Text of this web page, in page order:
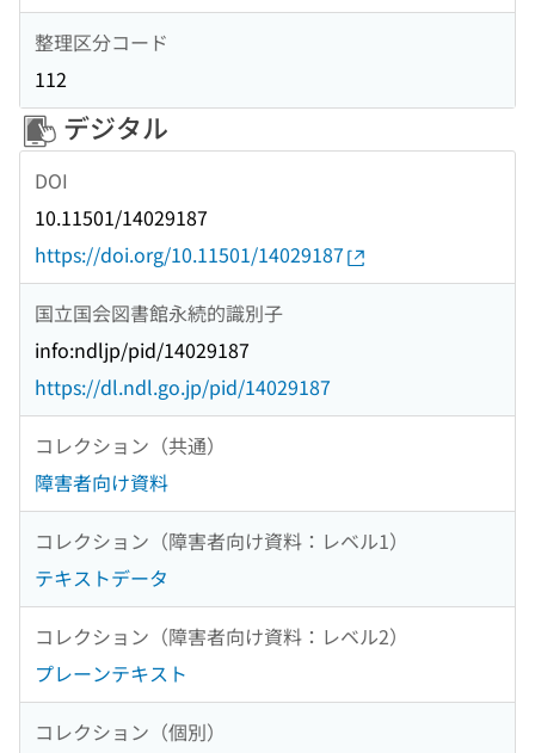
整理区分コード
112
デジタル
DOI
10.11501/14029187
https://doi.org/10.11501/14029187
国立国会図書館永続的識別子
info:ndljp/pid/14029187
https://dl.ndl.go.jp/pid/14029187
コレクション（共通）
障害者向け資料
コレクション（障害者向け資料：レベル1）
テキストデータ
コレクション（障害者向け資料：レベル2）
プレーンテキスト
コレクション（個別）